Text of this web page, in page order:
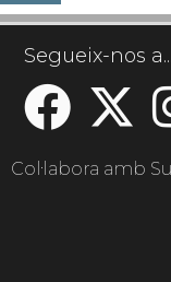
Segueix-nos a...
Col·labora amb